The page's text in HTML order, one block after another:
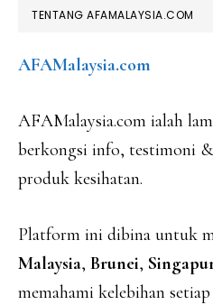
TENTANG AFAMALAYSIA.COM
AFAMalaysia.com
AFAMalaysia.com ialah
berkongsi info, testimoni &
produk kesihatan.
Platform ini dibina untuk
Malaysia, Brunei,
memahami kelebihan